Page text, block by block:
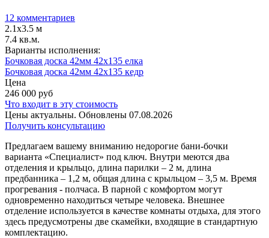
12 комментариев
2.1х3.5 м
7.4 кв.м.
Варианты исполнения:
Бочковая доска 42мм 42х135 елка
Бочковая доска 42мм 42х135 кедр
Цена
246 000 руб
Что входит в эту стоимость
Цены актуальны. Обновлены 07.08.2026
Получить консультацию
Предлагаем вашему вниманию недорогие бани-бочки
варианта «Специалист» под ключ. Внутри меются два
отделения и крыльцо, длина парилки – 2 м, длина
предбанника – 1,2 м, общая длина с крыльцом – 3,5 м. Время
прогревания - полчаса. В парной с комфортом могут
одновременно находиться четыре человека. Внешнее
отделение используется в качестве комнаты отдыха, для этого
здесь предусмотрены две скамейки, входящие в стандартную
комплектацию.